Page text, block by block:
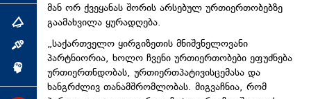
თემა
ინტერვიუ
ინქვიზიცია
მან ორ ქვეყანას შორის არსებულ ურთიერთობებზე
გაამახვილა ყურადღება.
„საქართველო ყირგიზეთის მნიშვნელოვანი
პარტნიორია, ხოლო ჩვენი ურთიერთობები ეფუძნება
ურთიერთნდობას, ურთიერთპატივისცემასა და
ხანგრძლივ თანამშრომლობას. მიგვაჩნია, რომ